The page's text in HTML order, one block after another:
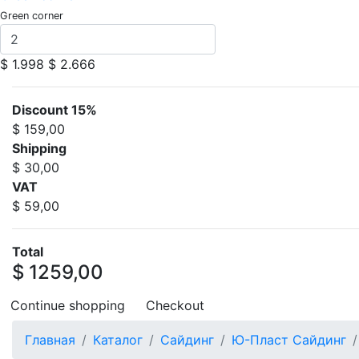
Green corner
$ 1.998 $ 2.666
Discount 15%
$ 159,00
Shipping
$ 30,00
VAT
$ 59,00
Total
$ 1259,00
Continue shopping Checkout
Главная Каталог Сайдинг Ю-Пласт Сайдинг